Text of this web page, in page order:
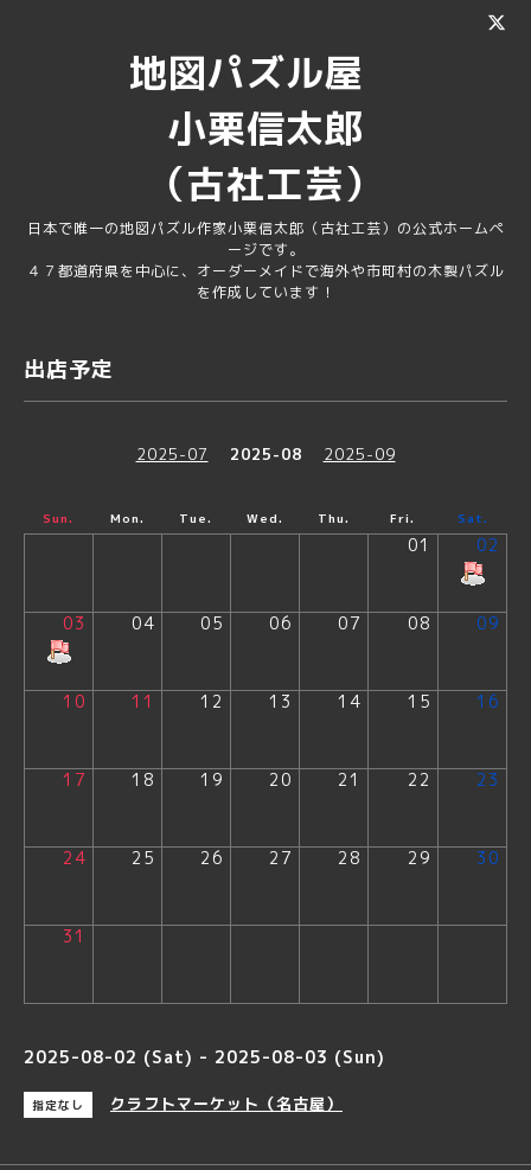
地図パズル屋
小栗信太郎
（古社工芸）
日本で唯一の地図パズル作家小栗信太郎（古社工芸）の公式ホームペ
ージです。
４７都道府県を中心に、オーダーメイドで海外や市町村の木製パズル
を作成しています！
出店予定
2025-07 2025-08 2025-09
Sun. Mon. Tue. Wed. Thu. Fri. Sat.
01 02
03 04 05 06 07 08 09
10 11 12 13 14 15 16
17 18 19 20 21 22 23
24 25 26 27 28 29 30
31
2025-08-02 (Sat) - 2025-08-03 (Sun)
指定なし クラフトマーケット（名古屋）